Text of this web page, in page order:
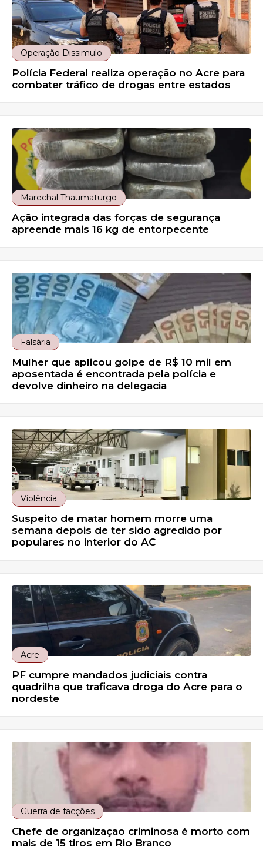
Operação Dissimulo
Polícia Federal realiza operação no Acre para
combater tráfico de drogas entre estados
Marechal Thaumaturgo
Ação integrada das forças de segurança
apreende mais 16 kg de entorpecente
Falsária
Mulher que aplicou golpe de R$ 10 mil em
aposentada é encontrada pela polícia e
devolve dinheiro na delegacia
Violência
Suspeito de matar homem morre uma
semana depois de ter sido agredido por
populares no interior do AC
Acre
PF cumpre mandados judiciais contra
quadrilha que traficava droga do Acre para o
nordeste
Guerra de facções
Chefe de organização criminosa é morto com
mais de 15 tiros em Rio Branco